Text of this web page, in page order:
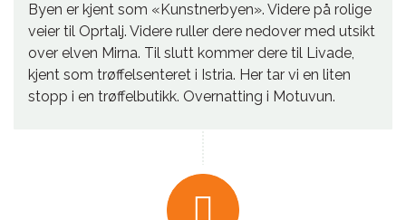
Byen er kjent som «Kunstnerbyen». Videre på rolige
veier til Oprtalj. Videre ruller dere nedover med utsikt
over elven Mirna. Til slutt kommer dere til Livade,
kjent som trøffelsenteret i Istria. Her tar vi en liten
stopp i en trøffelbutikk. Overnatting i Motuvun.